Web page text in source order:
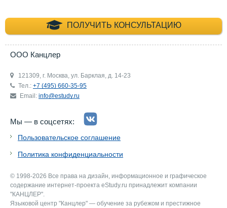
ПОЛУЧИТЬ КОНСУЛЬТАЦИЮ
+7 (495) 660-35-
ООО Канцлер
121309, г. Москва, ул. Барклая, д. 14-23
Тел.: +7 (495) 660-35-95
Email: info@estudy.ru
Мы — в соцсетях:
Пользовательское соглашение
Политика конфиденциальности
© 1998-2026 Все права на дизайн, информационное и графическое
содержание интернет-проекта eStudy.ru принадлежит компании
"КАНЦЛЕР".
Языковой центр "Канцлер" — обучение за рубежом и престижное